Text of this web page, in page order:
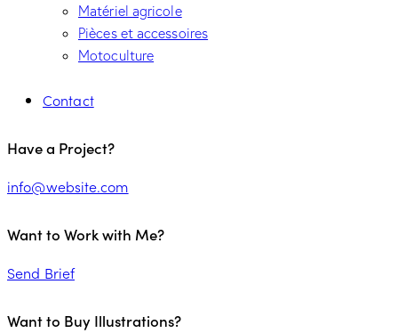
Matériel agricole
Pièces et accessoires
Motoculture
Contact
Have a Project?
info@website.com
Want to Work with Me?
Send Brief
Want to Buy Illustrations?